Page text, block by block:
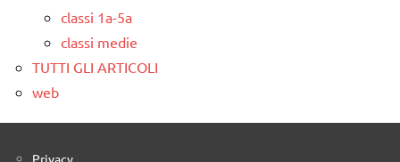
classi 1a-5a
classi medie
TUTTI GLI ARTICOLI
web
Privacy